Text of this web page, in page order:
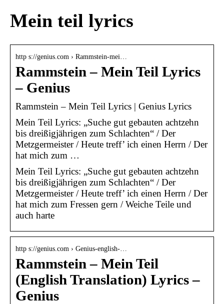
Mein teil lyrics
http s://genius.com › Rammstein-mei…
Rammstein – Mein Teil Lyrics
– Genius
Rammstein – Mein Teil Lyrics | Genius Lyrics
Mein Teil Lyrics: „Suche gut gebauten achtzehn
bis dreißigjährigen zum Schlachten“ / Der
Metzgermeister / Heute treff’ ich einen Herrn / Der
hat mich zum …
Mein Teil Lyrics: „Suche gut gebauten achtzehn
bis dreißigjährigen zum Schlachten“ / Der
Metzgermeister / Heute treff’ ich einen Herrn / Der
hat mich zum Fressen gern / Weiche Teile und
auch harte
http s://genius.com › Genius-english-…
Rammstein – Mein Teil
(English Translation) Lyrics –
Genius